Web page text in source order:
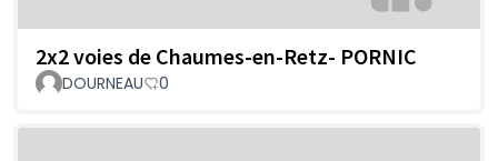
2x2 voies de Chaumes-en-Retz- PORNIC
DOURNEAU 0